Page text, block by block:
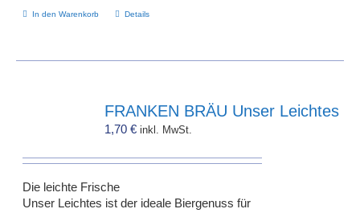
In den Warenkorb Details
FRANKEN BRÄU Unser Leichtes
1,70€ inkl. MwSt.
Die leichte Frische
Unser Leichtes ist der ideale Biergenuss für